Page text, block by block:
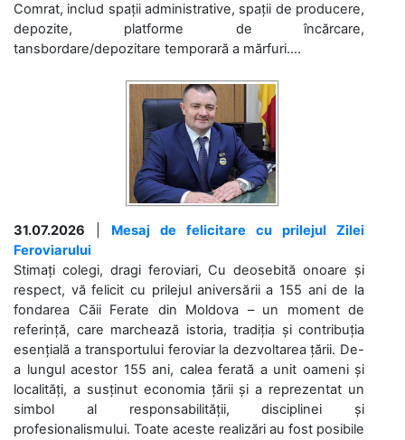
Comrat, includ spații administrative, spații de producere,
depozite, platforme de încărcare,
tansbordare/depozitare temporară a mărfuri....
31.07.2026
Mesaj de felicitare cu prilejul Zilei
Feroviarului
Stimați colegi, dragi feroviari, Cu deosebită onoare și
respect, vă felicit cu prilejul aniversării a 155 ani de la
fondarea Căii Ferate din Moldova – un moment de
referință, care marchează istoria, tradiția și contribuția
esențială a transportului feroviar la dezvoltarea țării. De-
a lungul acestor 155 ani, calea ferată a unit oameni și
localități, a susținut economia țării și a reprezentat un
simbol al responsabilității, disciplinei și
profesionalismului. Toate aceste realizări au fost posibile